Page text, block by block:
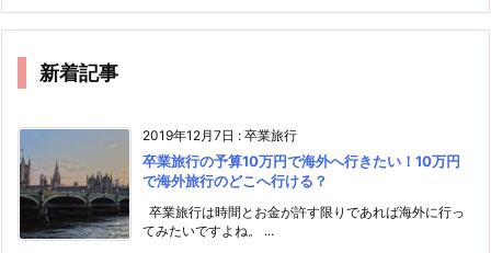
新着記事
2019年12月7日 : 卒業旅行
卒業旅行の予算10万円で海外へ行きたい！10万円
で海外旅行のどこへ行ける？
卒業旅行は時間とお金が許す限りであれば海外に行っ
てみたいですよね。 ...